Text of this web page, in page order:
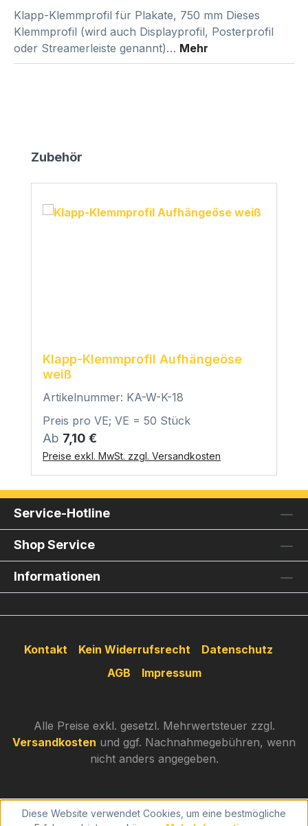
Klapp-Klemmprofil für Plakate, 750 mm Dieses
Klemmprofil (wird auch Displayprofil, Posterprofil
oder Streamerleiste genannt)… Mehr
Produktgalerie überspringen
Zubehör
Klapp-Klemmprofil Aufhängeöse
weiß
Artikelnummer: KA-W-K-18
Preis pro VE; VE = 50 Stück
Regulärer Preis:
Ab 7,10 €
Preise exkl. MwSt. zzgl. Versandkosten
Service-Hotline
Shop Service
Informationen
Kontakt Kein Widerrufsrecht
Datenschutz
AGB
Impressum
Alle Preise exkl. gesetzl. Mehrwertsteuer zzgl.
Versandkosten und ggf. Nachnahmegebühren, wenn
nicht anders angegeben.
Diese Website verwendet Cookies, um eine bestmögliche